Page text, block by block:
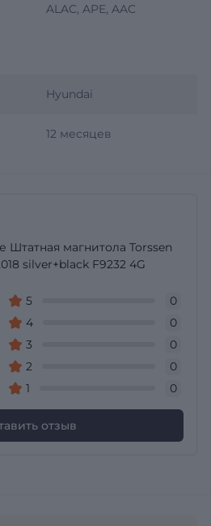
ALAC, APE, AAC
Hyundai
12 месяцев
Штатная магнитола Torssen
silver+black F9232 4G
5
0
4
0
3
0
2
0
1
0
отзыв